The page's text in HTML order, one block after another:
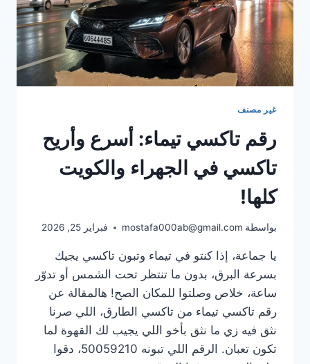
الأحمدي
غير مصنف
رقم تاكسي تيماء: أسرع وأريح
تاكسي في الجهراء والكويت
كلها!
بواسطة mostafa000ab@gmail.com فبراير 25, 2026
يا جماعة، إذا كنتو في تيماء وتبون تاكسي يجيك
بسرعة البرق، بدون ما تنتظر تحت الشمس أو تدوّر
ساعة، خلاص وصلتوا للمكان الصح! هالمقالة عن
رقم تاكسي تيماء من تاكسي الطارق، اللي صرنا
نثق فيه زي ما نثق بأخو اللي يجيب لك القهوة لما
تكون تعبان. الرقم اللي تبونه 50059210، دقوا